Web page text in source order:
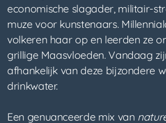
economische slagader, militair-
muze voor kunstenaars.
volkeren haar op en leerden ze
grillige Maasvloeden. Vandaag
afhankelijk van deze bijzondere
drinkwater.
Een genuanceerde mix van